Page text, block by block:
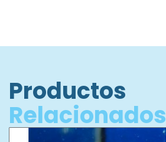
Productos
Relacionados